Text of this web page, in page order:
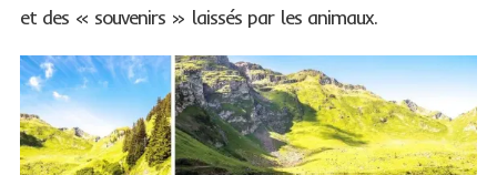
et des « souvenirs » laissés par les animaux.